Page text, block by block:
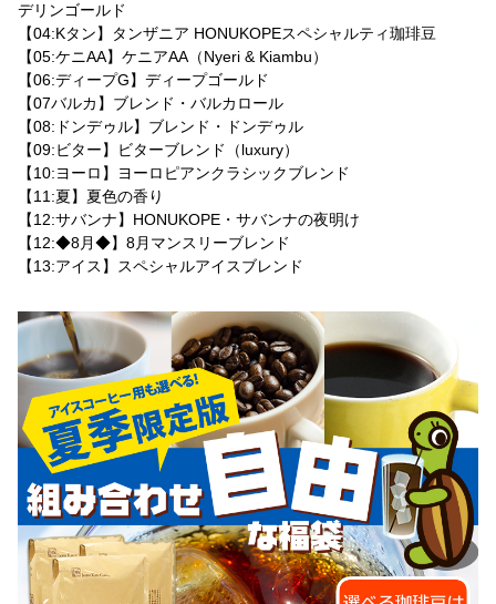
デリンゴールド
【04:Kタン】タンザニア HONUKOPEスペシャルティ珈琲豆
【05:ケニAA】ケニアAA（Nyeri & Kiambu）
【06:ディープG】ディープゴールド
【07バルカ】ブレンド・バルカロール
【08:ドンデゥル】ブレンド・ドンデゥル
【09:ビター】ビターブレンド（luxury）
【10:ヨーロ】ヨーロピアンクラシックブレンド
【11:夏】夏色の香り
【12:サバンナ】HONUKOPE・サバンナの夜明け
【12:◆8月◆】8月マンスリーブレンド
【13:アイス】スペシャルアイスブレンド